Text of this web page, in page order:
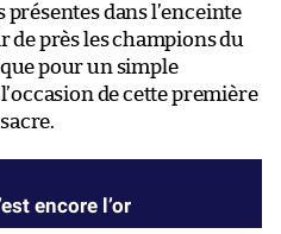
dans l’enceinte
près les champions du
pour un simple
de cette première
encore l’or